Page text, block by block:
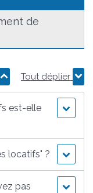
de
Tout déplier
est-elle
locatifs" ?
pas